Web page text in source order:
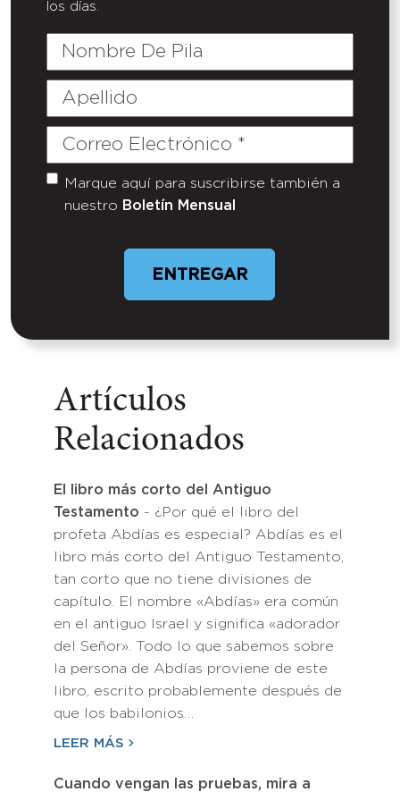
los días.
Nombre
Pila
Apellido
Correo
Untitled
Marque aquí para suscribirse también a
nuestro Boletín Mensual
Artículos
Relacionados
El libro más corto del Antiguo
Testamento - ¿Por qué el libro del
profeta Abdías es especial? Abdías es el
libro más corto del Antiguo Testamento,
tan corto que no tiene divisiones de
capítulo. El nombre «Abdías» era común
en el antiguo Israel y significa «adorador
del Señor». Todo lo que sabemos sobre
la persona de Abdías proviene de este
libro, escrito probablemente después de
que los babilonios…
LEER MÁS
Cuando vengan las pruebas, mira a